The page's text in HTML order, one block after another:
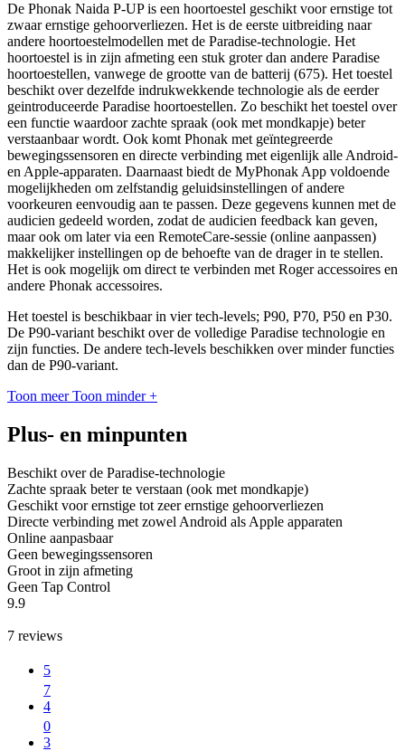
De Phonak Naida P-UP is een hoortoestel geschikt voor ernstige tot
zwaar ernstige gehoorverliezen. Het is de eerste uitbreiding naar
andere hoortoestelmodellen met de Paradise-technologie. Het
hoortoestel is in zijn afmeting een stuk groter dan andere Paradise
hoortoestellen, vanwege de grootte van de batterij (675). Het toestel
beschikt over dezelfde indrukwekkende technologie als de eerder
geintroduceerde Paradise hoortoestellen. Zo beschikt het toestel over
een functie waardoor zachte spraak (ook met mondkapje) beter
verstaanbaar wordt. Ook komt Phonak met geïntegreerde
bewegingssensoren en directe verbinding met eigenlijk alle Android-
en Apple-apparaten. Daarnaast biedt de MyPhonak App voldoende
mogelijkheden om zelfstandig geluidsinstellingen of andere
voorkeuren eenvoudig aan te passen. Deze gegevens kunnen met de
audicien gedeeld worden, zodat de audicien feedback kan geven,
maar ook om later via een RemoteCare-sessie (online aanpassen)
makkelijker instellingen op de behoefte van de drager in te stellen.
Het is ook mogelijk om direct te verbinden met Roger accessoires en
andere Phonak accessoires.
Het toestel is beschikbaar in vier tech-levels; P90, P70, P50 en P30.
De P90-variant beschikt over de volledige Paradise technologie en
zijn functies. De andere tech-levels beschikken over minder functies
dan de P90-variant.
Toon meer Toon minder +
Plus- en minpunten
Beschikt over de Paradise-technologie
Zachte spraak beter te verstaan (ook met mondkapje)
Geschikt voor ernstige tot zeer ernstige gehoorverliezen
Directe verbinding met zowel Android als Apple apparaten
Online aanpasbaar
Geen bewegingssensoren
Groot in zijn afmeting
Geen Tap Control
9.9
7 reviews
5
7
4
0
3